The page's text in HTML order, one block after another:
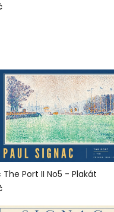
The Port II No5 - Plakát